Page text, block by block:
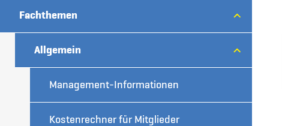
Fachthemen
Allgemein
Management-Informationen
Kostenrechner für Mitglieder